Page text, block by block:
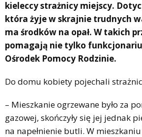
kieleccy strażnicy miejscy.
która żyje w skrajnie trudnych
ma środków na opał. W takich
pomagają nie tylko
Ośrodek Pomocy Rodzinie.
Do domu kobiety pojechali
– Mieszkanie ogrzewane było za
gazowej, skończyły się jej jednak
na napełnienie butli. W